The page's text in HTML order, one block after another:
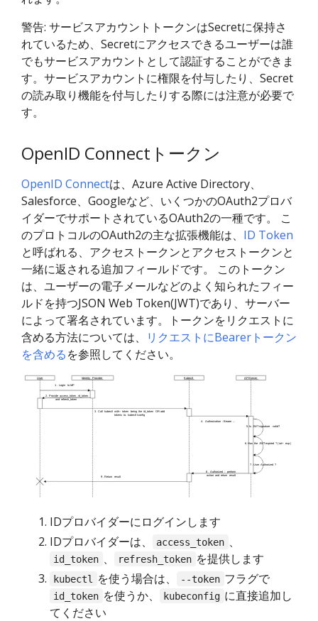
警告: サービスアカウントトークンはSecretに保持さ
れているため、Secretにアクセスできるユーザーは誰
でもサービスアカウントとして認証することができま
す。サービスアカウントに権限を付与したり、Secret
の読み取り機能を付与したりする際には注意が必要で
す。
OpenID Connectトークン
OpenID Connectは、Azure Active Directory、
Salesforce、Googleなど、いくつかのOAuth2プロバ
イダーでサポートされているOAuth2の一種です。 こ
のプロトコルのOAuth2の主な拡張機能は、 ID Token
と呼ばれる、アクセストークンとアクセストークンと
一緒に返される追加フィールドです。 このトークン
は、ユーザーの電子メールなどのよく知られたフィー
ルドを持つJSON Web Token(JWT)であり、サーバー
によって署名されています。トークンをリクエストに
含める方法については、
リクエストにBearerトークン
を含めるを参照してください。
IDプロバイダーにログインします
IDプロバイダーは、
access_token 、
id_token 、 refresh_token を提供します
kubectl を使う場合は、 --token フラグで
id_token を使うか、 kubeconfig に直接追加し
てください